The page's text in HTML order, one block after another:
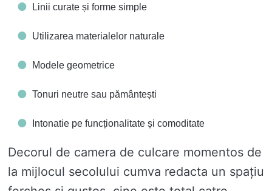
Linii curate și forme simple
Utilizarea materialelor naturale
Modele geometrice
Tonuri neutre sau pământești
Intonatie pe funcționalitate și comoditate
Decorul de camera de culcare momentos de
la mijlocul secolului cumva redacta un spațiu